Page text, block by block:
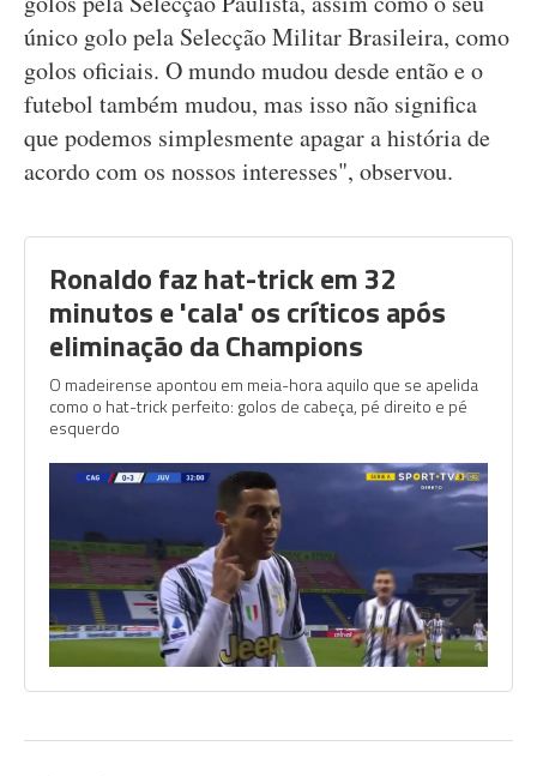
único golo pela Selecção Militar Brasileira, como
golos oficiais. O mundo mudou desde então e o
futebol também mudou, mas isso não significa
que podemos simplesmente apagar a história de
acordo com os nossos interesses", observou.
Ronaldo faz hat-trick em 32
minutos e 'cala' os críticos após
eliminação da Champions
O madeirense apontou em meia-hora aquilo que se apelida
como o hat-trick perfeito: golos de cabeça, pé direito e pé
esquerdo